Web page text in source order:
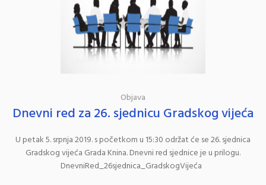
Objava
Dnevni red za 26. sjednicu Gradskog vijeća
U petak 5. srpnja 2019. s početkom u 15:30 održat će se 26. sjednica
Gradskog vijeća Grada Knina. Dnevni red sjednice je u prilogu.
DnevniRed_26sjednica_GradskogVijeća